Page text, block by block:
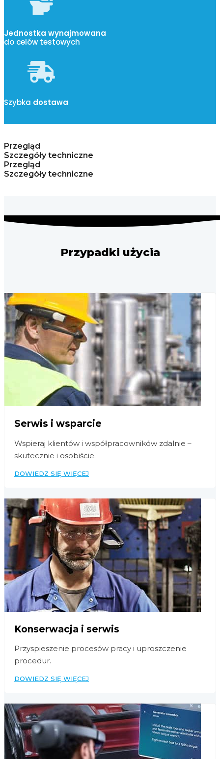
Jednostka wynajmowana
do celów testowych
Szybka dostawa
Przegląd
Szczegóły techniczne
Przegląd
Szczegóły techniczne
Przypadki użycia
Serwis i wsparcie
Wspieraj klientów i współpracowników zdalnie –
skutecznie i osobiście.
DOWIEDZ SIĘ WIĘCEJ
Konserwacja i serwis
Przyspieszenie procesów pracy i uproszczenie
procedur.
DOWIEDZ SIĘ WIĘCEJ